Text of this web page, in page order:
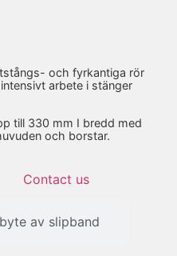
och fyrkantiga rör
arbete i stänger
till 330 mm I bredd med
och borstar.
Contact us
av slipband